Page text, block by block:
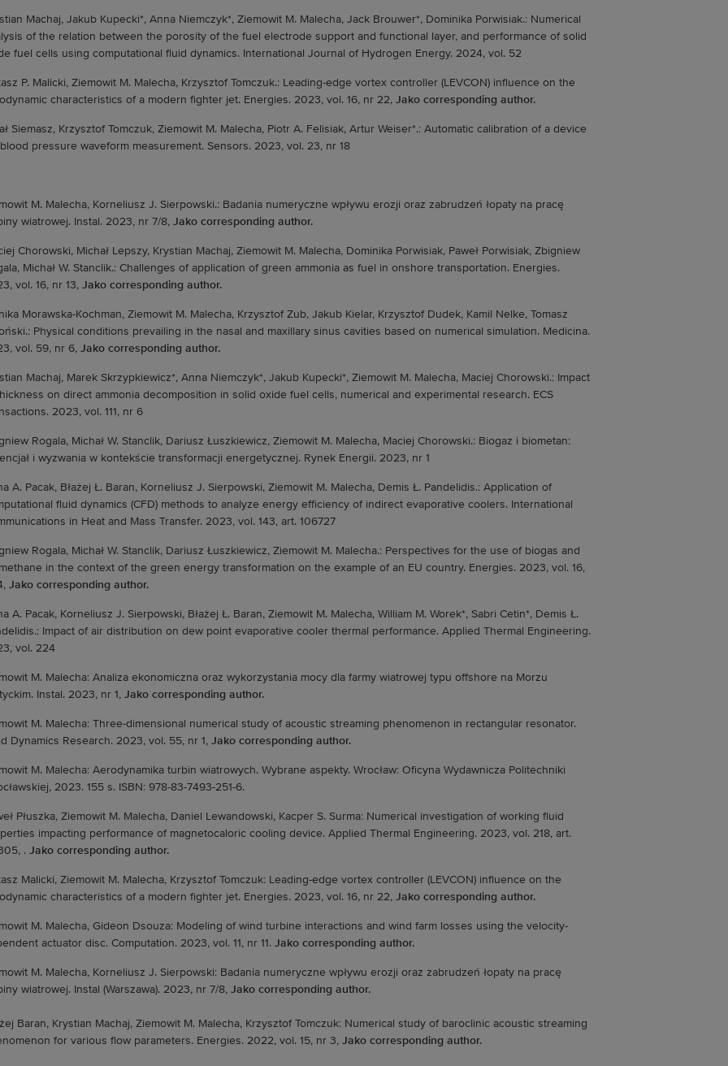
Machaj, Jakub Kupecki*, Anna Niemczyk*, Ziemowit M. Malecha, Jack Brouwer*, Dominika Porwisiak.: Numerical
of the relation between the porosity of the fuel electrode support and functional layer, and performance of solid
fuel cells using computational fluid dynamics. International Journal of Hydrogen Energy. 2024, vol. 52
P. Malicki, Ziemowit M. Malecha, Krzysztof Tomczuk.: Leading-edge vortex controller (LEVCON) influence on the
characteristics of a modern fighter jet. Energies. 2023, vol. 16, nr 22, Jako corresponding author.
Siemasz, Krzysztof Tomczuk, Ziemowit M. Malecha, Piotr A. Felisiak, Artur Weiser*.: Automatic calibration of a device
pressure waveform measurement. Sensors. 2023, vol. 23, nr 18
M. Malecha, Korneliusz J. Sierpowski.: Badania numeryczne wpływu erozji oraz zabrudzeń łopaty na pracę
wiatrowej. Instal. 2023, nr 7/8, Jako corresponding author.
Chorowski, Michał Lepszy, Krystian Machaj, Ziemowit M. Malecha, Dominika Porwisiak, Paweł Porwisiak, Zbigniew
Michał W. Stanclik.: Challenges of application of green ammonia as fuel in onshore transportation. Energies.
vol. 16, nr 13, Jako corresponding author.
Morawska-Kochman, Ziemowit M. Malecha, Krzysztof Zub, Jakub Kielar, Krzysztof Dudek, Kamil Nelke, Tomasz
Physical conditions prevailing in the nasal and maxillary sinus cavities based on numerical simulation. Medicina.
vol. 59, nr 6, Jako corresponding author.
Machaj, Marek Skrzypkiewicz*, Anna Niemczyk*, Jakub Kupecki*, Ziemowit M. Malecha, Maciej Chorowski.: Impact
on direct ammonia decomposition in solid oxide fuel cells, numerical and experimental research. ECS
2023, vol. 111, nr 6
Rogala, Michał W. Stanclik, Dariusz Łuszkiewicz, Ziemowit M. Malecha, Maciej Chorowski.: Biogaz i biometan:
i wyzwania w kontekście transformacji energetycznej. Rynek Energii. 2023, nr 1
A. Pacak, Błażej Ł. Baran, Korneliusz J. Sierpowski, Ziemowit M. Malecha, Demis Ł. Pandelidis.: Application of
fluid dynamics (CFD) methods to analyze energy efficiency of indirect evaporative coolers. International
in Heat and Mass Transfer. 2023, vol. 143, art. 106727
Rogala, Michał W. Stanclik, Dariusz Łuszkiewicz, Ziemowit M. Malecha.: Perspectives for the use of biogas and
in the context of the green energy transformation on the example of an EU country. Energies. 2023, vol. 16,
Jako corresponding author.
A. Pacak, Korneliusz J. Sierpowski, Błażej Ł. Baran, Ziemowit M. Malecha, William M. Worek*, Sabri Cetin*, Demis Ł.
Impact of air distribution on dew point evaporative cooler thermal performance. Applied Thermal Engineering.
vol. 224
M. Malecha: Analiza ekonomiczna oraz wykorzystania mocy dla farmy wiatrowej typu offshore na Morzu
Instal. 2023, nr 1, Jako corresponding author.
M. Malecha: Three-dimensional numerical study of acoustic streaming phenomenon in rectangular resonator.
Dynamics Research. 2023, vol. 55, nr 1, Jako corresponding author.
M. Malecha: Aerodynamika turbin wiatrowych. Wybrane aspekty. Wrocław: Oficyna Wydawnicza Politechniki
2023. 155 s. ISBN: 978-83-7493-251-6.
Płuszka, Ziemowit M. Malecha, Daniel Lewandowski, Kacper S. Surma: Numerical investigation of working fluid
impacting performance of magnetocaloric cooling device. Applied Thermal Engineering. 2023, vol. 218, art.
. Jako corresponding author.
Malicki, Ziemowit M. Malecha, Krzysztof Tomczuk: Leading-edge vortex controller (LEVCON) influence on the
characteristics of a modern fighter jet. Energies. 2023, vol. 16, nr 22, Jako corresponding author.
M. Malecha, Gideon Dsouza: Modeling of wind turbine interactions and wind farm losses using the velocity-
actuator disc. Computation. 2023, vol. 11, nr 11. Jako corresponding author.
M. Malecha, Korneliusz J. Sierpowski: Badania numeryczne wpływu erozji oraz zabrudzeń łopaty na pracę
wiatrowej. Instal (Warszawa). 2023, nr 7/8, Jako corresponding author.
Baran, Krystian Machaj, Ziemowit M. Malecha, Krzysztof Tomczuk: Numerical study of baroclinic acoustic streaming
for various flow parameters. Energies. 2022, vol. 15, nr 3, Jako corresponding author.